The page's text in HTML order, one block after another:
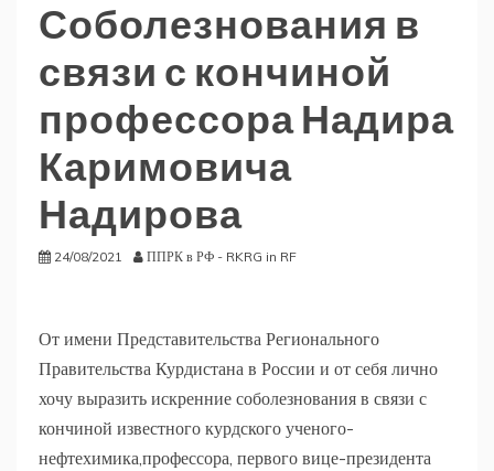
Соболезнования в
связи с кончиной
профессора Надира
Каримовича
Надирова
24/08/2021 ППРК в РФ - RKRG in RF
От имени Представительства Регионального
Правительства Курдистана в России и от себя лично
хочу выразить искренние соболезнования в связи с
кончиной известного курдского ученого-
нефтехимика,профессора, первого вице-президента